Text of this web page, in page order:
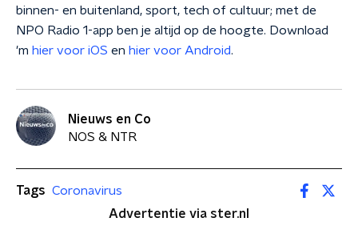
binnen- en buitenland, sport, tech of cultuur; met de
NPO Radio 1-app ben je altijd op de hoogte. Download
'm hier voor iOS en hier voor Android.
Nieuws en Co
NOS & NTR
Tags Coronavirus
Advertentie via ster.nl